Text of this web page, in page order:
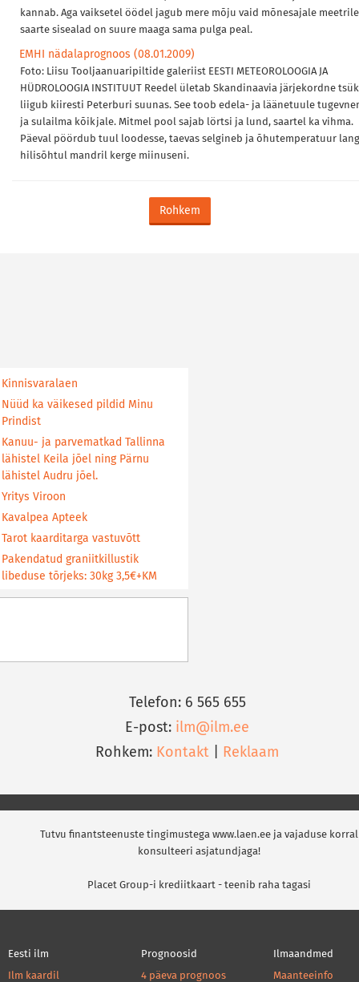
kannab. Aga vaiksetel öödel jagub mere mõju vaid mõnesajale
saarte sisealad on suure maaga sama pulga peal.
EMHI nädalaprognoos (08.01.2009)
Foto: Liisu Tooljaanuaripiltide galeriist EESTI METEOROLOOGIA JA
HÜDROLOOGIA INSTITUUT Reedel ületab Skandinaavia järjekordne
liigub kiiresti Peterburi suunas. See toob edela- ja läänetuule
ja sulailma kõikjale. Mitmel pool sajab lörtsi ja lund, saartel ka vihma.
Päeval pöördub tuul loodesse, taevas selgineb ja õhutemperatuur
hilisõhtul mandril kerge miinuseni.
Rohkem
Kinnisvaralaen
Nüüd ka väikesed pildid Minu
Prindist
Kanuu- ja parvematkad Tallinna
lähistel Keila jõel ning Pärnu
lähistel Audru jõel.
Yritys Viroon
Kavalpea Apteek
Tarot kaarditarga vastuvõtt
Pakendatud graniitkillustik
libeduse tõrjeks: 30kg 3,5€+KM
Telefon: 6 565 655
E-post: ilm@ilm.ee
Rohkem: Kontakt Reklaam
Tutvu finantsteenuste tingimustega www.laen.ee ja vajaduse korral
konsulteeri asjatundjaga!
Placet Group-i krediitkaart - teenib raha tagasi
Eesti ilm
Ilm kaardil
Prognoosid
4 päeva prognoos
Ilmaandmed
Maanteeinfo